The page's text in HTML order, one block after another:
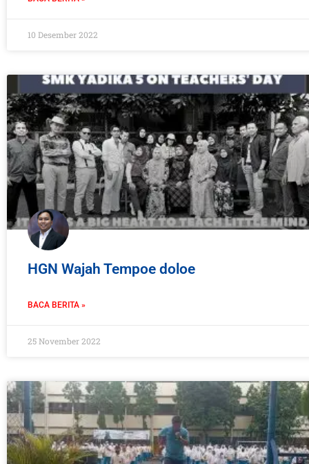
10 Desember 2022
HGN Wajah Tempoe doloe
BACA BERITA »
25 November 2022